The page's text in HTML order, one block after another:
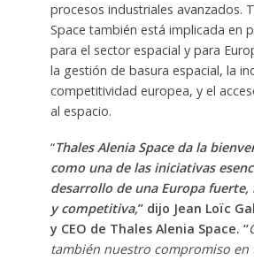
procesos industriales avanzados.
Space también está implicada en
para el sector espacial y para
la gestión de basura espacial, la
competitividad europea, y el
al espacio.
“Thales Alenia Space da la
como una de las iniciativas
desarrollo de una Europa
y competitiva,” dijo Jean Loïc
y CEO de Thales Alenia Space. “
también nuestro compromiso en